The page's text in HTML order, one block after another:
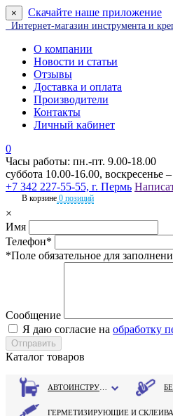
× Скачайте наше приложение
Интернет-магазин инструмента и
О компании
Новости и статьи
Отзывы
Доставка и оплата
Производители
Контакты
Личный кабинет
0
Часы работы: пн.-пт. 9.00-18.00
суббота 10.00-16.00, воскресенье
+7 342 227-55-55, г. Пермь
В корзине 0 позиций
×
Имя
Телефон*
*Поле обязательное для
Сообщение
Я даю согласие на обработку
Каталог товаров